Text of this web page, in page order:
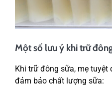
Một số lưu ý khi trữ
Khi trữ đông sữa, mẹ
đảm bảo chất lượng sữa: